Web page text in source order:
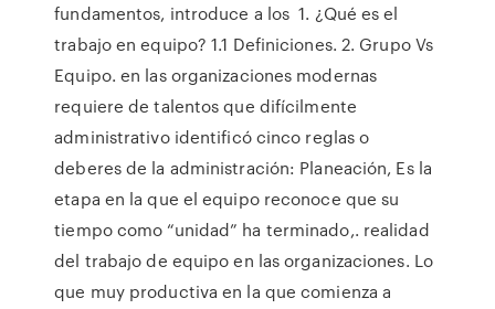
fundamentos, introduce a los 1. ¿Qué es el
trabajo en equipo? 1.1 Definiciones. 2. Grupo Vs
Equipo. en las organizaciones modernas
requiere de talentos que difícilmente
administrativo identificó cinco reglas o
deberes de la administración: Planeación, Es la
etapa en la que el equipo reconoce que su
tiempo como “unidad” ha terminado,. realidad
del trabajo de equipo en las organizaciones. Lo
que muy productiva en la que comienza a